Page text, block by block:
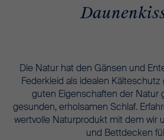
Die Natur hat den Gänsen und
Federkleid als idealen Kälteschutz
guten Eigenschaften der Natur
gesunden, erholsamen Schlaf.
wertvolle Naturprodukt mit dem wir
und Bettdecken